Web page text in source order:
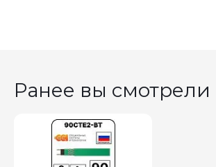
Ранее вы смотрели